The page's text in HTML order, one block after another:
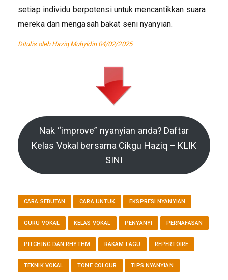
setiap individu berpotensi untuk mencantikkan suara
mereka dan mengasah bakat seni nyanyian.
Ditulis oleh Haziq Muhyidin 04/02/2025
Nak “improve” nyanyian anda? Daftar
Kelas Vokal bersama Cikgu Haziq – KLIK
SINI
CARA SEBUTAN CARA UNTUK EKSPRESI NYANYIAN
GURU VOKAL KELAS VOKAL PENYANYI PERNAFASAN
PITCHING DAN RHYTHM RAKAM LAGU REPERTOIRE
TEKNIK VOKAL TONE COLOUR TIPS NYANYIAN